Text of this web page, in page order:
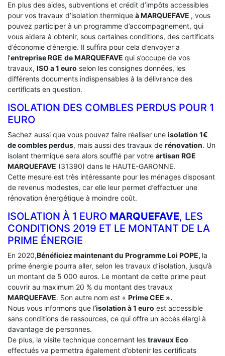
En plus des aides, subventions et crédit d’impôts accessibles
pour vos travaux d’isolation thermique à MARQUEFAVE , vous
pouvez participer à un programme d’accompagnement, qui
vous aidera à obtenir, sous certaines conditions, des certificats
d’économie d’énergie. Il suffira pour cela d’envoyer a
l’entreprise RGE de MARQUEFAVE qui s’occupe de vos
travaux, ISO a 1 euro selon les consignes données, les
différents documents indispensables à la délivrance des
certificats en question.
ISOLATION DES COMBLES PERDUS POUR 1
EURO
Sachez aussi que vous pouvez faire réaliser une isolation 1€
de combles perdus, mais aussi des travaux de rénovation. Un
isolant thermique sera alors soufflé par votre artisan RGE
MARQUEFAVE (31390) dans le HAUTE-GARONNE.
Cette mesure est très intéressante pour les ménages disposant
de revenus modestes, car elle leur permet d’effectuer une
rénovation énergétique à moindre coût.
ISOLATION À 1 EURO MARQUEFAVE, LES
CONDITIONS 2019 ET LE MONTANT DE LA
PRIME ÉNERGIE
En 2020,Bénéficiez maintenant du Programme Loi POPE, la
prime énergie pourra aller, selon les travaux d’isolation, jusqu’à
un montant de 5 000 euros. Le montant de cette prime peut
couvrir au maximum 20 % du montant des travaux
MARQUEFAVE. Son autre nom est « Prime CEE ».
Nous vous informons que l‘isolation à 1 euro est accessible
sans conditions de ressources, ce qui offre un accès élargi à
davantage de personnes.
De plus, la visite technique concernant les travaux Eco
effectués va permettra également d’obtenir les certificats